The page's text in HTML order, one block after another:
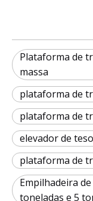
Plataforma de
massa
plataforma de
plataforma de
elevador de
plataforma de
Empilhadeira
toneladas e 5